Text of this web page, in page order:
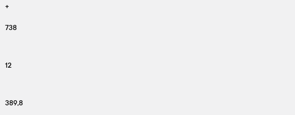
+
738
12
389,8